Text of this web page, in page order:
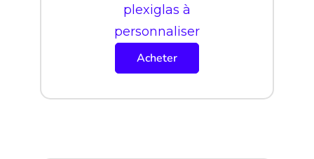
plexiglas à
personnaliser
Acheter